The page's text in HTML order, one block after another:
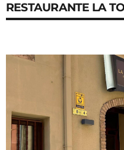
RESTAURANTE LA